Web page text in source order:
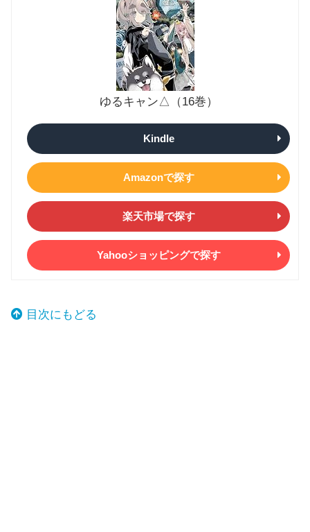
ゆるキャン△（16巻）
Kindle
Amazonで探す
楽天市場で探す
Yahooショッピングで探す
目次にもどる